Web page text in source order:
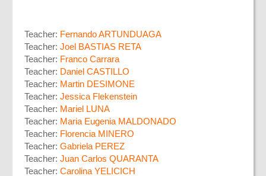
Teacher: Fernando ARTUNDUAGA
Teacher: Joel BASTIAS RETA
Teacher: Franco Carrara
Teacher: Daniel CASTILLO
Teacher: Martin DESIMONE
Teacher: Jessica Flekenstein
Teacher: Mariel LUNA
Teacher: Maria Eugenia MALDONADO
Teacher: Florencia MINERO
Teacher: Gabriela PEREZ
Teacher: Juan Carlos QUARANTA
Teacher: Carolina YELICICH